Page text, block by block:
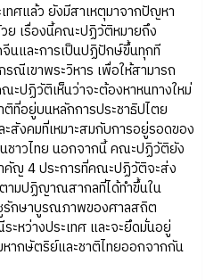
ศแล้ว ยังมีสาเหตุมาจากปัญหา
ย เรื่องนี้คณะปฏิวัติหมายถึง
นและการเป็นปฏิปักษ์ขึ้นทุกที
ณีเขาพระวิหาร เพื่อให้สามารถ
ะปฏิวัติเห็นว่าจะต้องหาหนทางใหม่
ที่อยู่บนหลักการประชาธิปไตย
สังคมที่เหมาะสมกับการอยู่รอดของ
ชาวไทย นอกจากนี้ คณะปฏิวัติยัง
คัญ 4 ประการที่คณะปฏิวัติจะส่ง
ามปฏิญาณสากลที่ได้ทำขึ้นใน
รักษาบูรณภาพของศาลสถิต
หว่างประเทศ และจะยึดมั่นอยู่
ากษัตริย์และชาติไทยออกจากกัน